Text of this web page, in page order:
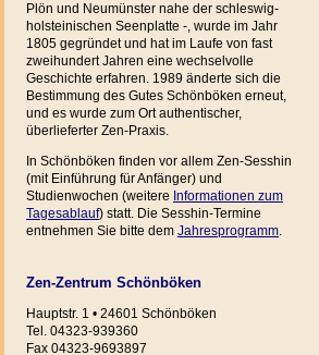
Plön und Neumünster nahe der schleswig-
holsteinischen Seenplatte -, wurde im Jahr
1805 gegründet und hat im Laufe von fast
zweihundert Jahren eine wechselvolle
Geschichte erfahren. 1989 änderte sich die
Bestimmung des Gutes Schönböken erneut,
und es wurde zum Ort authentischer,
überlieferter Zen-Praxis.
In Schönböken finden vor allem Zen-Sesshin
(mit Einführung für Anfänger) und
Studienwochen (weitere Informationen zum
Tagesablauf) statt. Die Sesshin-Termine
entnehmen Sie bitte dem Jahresprogramm.
Zen-Zentrum Schönböken
Hauptstr. 1 • 24601 Schönböken
Tel. 04323-939360
Fax 04323-9693897